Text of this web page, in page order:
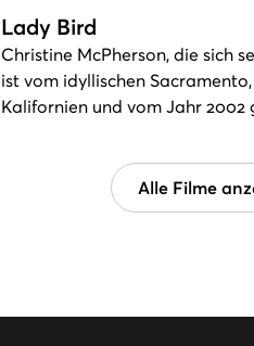
Lady Bird
Christine McPherson, die sich
ist vom idyllischen
Kalifornien und vom Jahr 2002
Alle Filme